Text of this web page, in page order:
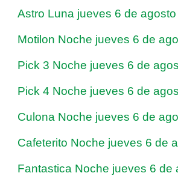
Astro Luna jueves 6 de
Motilon Noche jueves 6 de
Pick 3 Noche jueves 6 de
Pick 4 Noche jueves 6 de
Culona Noche jueves 6 de
Cafeterito Noche jueves 6 de
Fantastica Noche jueves 6 de